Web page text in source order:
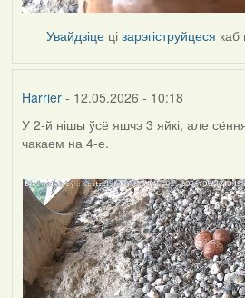
Увайдзіце цізарэгіструйцеся каб
Harrier- 12.05.2026 - 10:18
У 2-й нішы ўсё яшчэ 3 яйкі, але
чакаем на 4-е.